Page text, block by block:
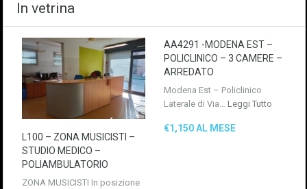
In vetrina
L100 – ZONA MUSICISTI –
STUDIO MEDICO –
POLIAMBULATORIO
ZONA MUSICISTI In posizione
AA4291 -MODENA EST –
POLICLINICO – 3 CAMERE –
ARREDATO
Modena Est – Policlinico
Laterale di Via… Leggi Tutto
€1,150 AL MESE